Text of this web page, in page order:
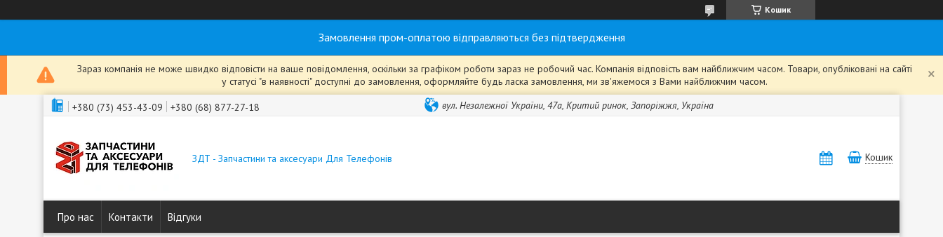
Кошик
Замовлення пром-оплатою відправляються без підтвердження
Зараз компанія не може швидко відповісти на ваше повідомлення, оскільки за графіком роботи зараз не робочий час. Компанія відповість вам найближчим часом. Товари, опубліковані на сайті
у статусі "в наявності" доступні до замовлення, оформляйте будь ласка замовлення, ми зв'яжемося з Вами найближчим часом.
+380 (73) 453-43-09 +380 (68) 877-27-18 вул. Незалежної України, 47а, Критий ринок, Запоріжжя, Україна
ЗДТ - Запчастини та аксесуари Для Телефонів Кошик
Про нас Контакти Відгуки